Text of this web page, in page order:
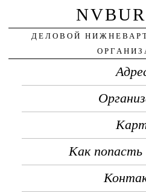
ДЕЛОВОЙ
Как попасть